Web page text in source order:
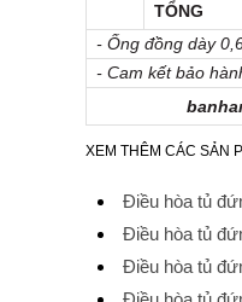
TỔNG
- Ống đồng dày
- Cam kết bảo
XEM THÊM CÁC SẢN
Điều hòa tủ
Điều hòa tủ
Điều hòa tủ